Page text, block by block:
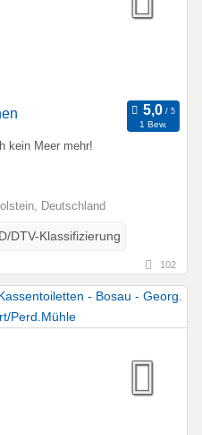
1 Bew.
kein Meer mehr!
Deutschland
DTV-Klassifizierung
102